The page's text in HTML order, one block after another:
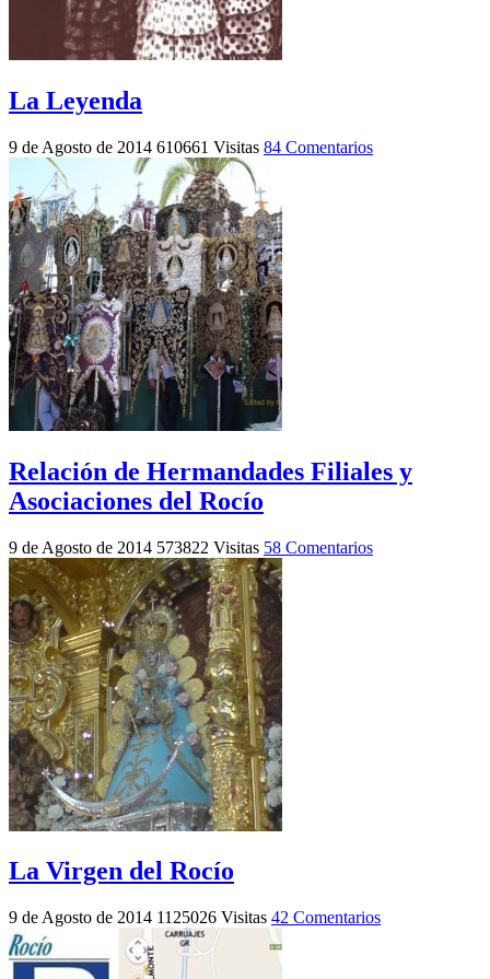
La Leyenda
9 de Agosto de 2014 610661 Visitas 84 Comentarios
Relación de Hermandades Filiales y
Asociaciones del Rocío
9 de Agosto de 2014 573822 Visitas 58 Comentarios
La Virgen del Rocío
9 de Agosto de 2014 1125026 Visitas 42 Comentarios